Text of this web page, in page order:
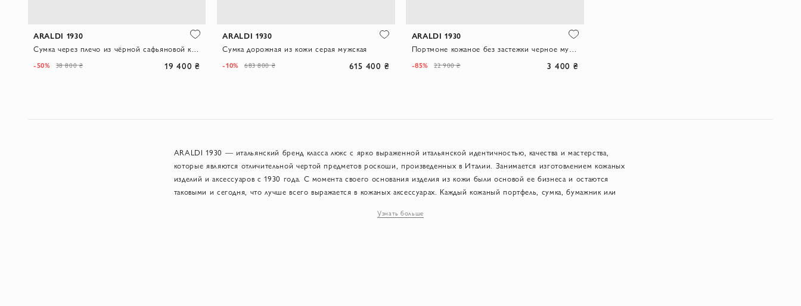
ARALDI 1930
-50% 38 800 ₴ 19 400 ₴
ARALDI 1930
Сумка дорожная из кожи серая мужская
-10% 683 800 ₴ 615 400 ₴
ARALDI 1930
-85% 22 900 ₴ 3 400 ₴
ARALDI 1930 — итальянский бренд класса люкс с ярко выраженной итальянской идентичностью, качества и мастерства,
которые являются отличительной чертой предметов роскоши, произведенных в Италии. Занимается изготовлением кожаных
изделий и аксессуаров с 1930 года. С момента своего основания изделия из кожи были основой ее бизнеса и остаются
таковыми и сегодня, что лучше всего выражается в кожаных аксессуарах. Каждый кожаный портфель, сумка, бумажник или
придать уникальную отделку и характер. Обладая более чем 85-летней семейной традицией в качестве мастеров-кожевников,
Узнать больше